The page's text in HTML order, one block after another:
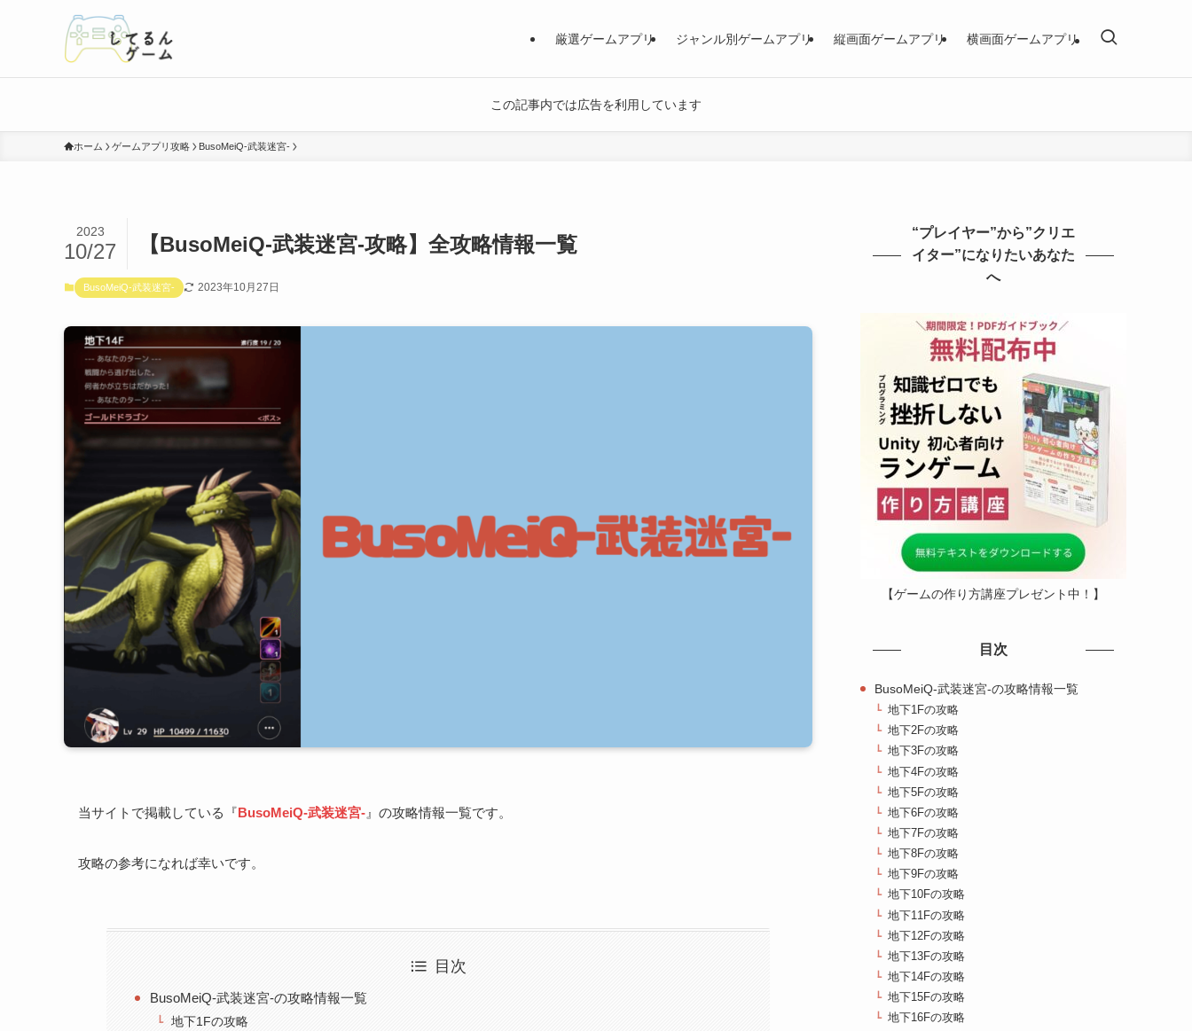
厳選ゲームアプリ ジャンル別ゲームアプリ 縦画面ゲームアプリ 横画面ゲームアプリ
この記事内では広告を利用しています
ホーム ゲームアプリ攻略 BusoMeiQ-武装迷宮-
【BusoMeiQ-武装迷宮-攻略】全攻略情報一覧
2023
10/27
BusoMeiQ-武装迷宮- 2023年10月27日
当サイトで掲載している『BusoMeiQ-武装迷宮- 』の攻略情報一覧です。
攻略の参考になれば幸いです。
目次
BusoMeiQ-武装迷宮-の攻略情報一覧
地下1Fの攻略
“プレイヤー”から”クリエ
イター”になりたいあなた
へ
【ゲームの作り方講座プレゼント中！】
目次
BusoMeiQ-武装迷宮-の攻略情報一覧
地下1Fの攻略
地下2Fの攻略
地下3Fの攻略
地下4Fの攻略
地下5Fの攻略
地下6Fの攻略
地下7Fの攻略
地下8Fの攻略
地下9Fの攻略
地下10Fの攻略
地下11Fの攻略
地下12Fの攻略
地下13Fの攻略
地下14Fの攻略
地下15Fの攻略
地下16Fの攻略